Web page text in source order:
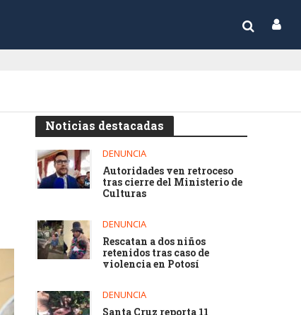
Noticias destacadas
DENUNCIA
Autoridades ven retroceso
tras cierre del Ministerio de
Culturas
DENUNCIA
Rescatan a dos niños
retenidos tras caso de
violencia en Potosí
DENUNCIA
Santa Cruz reporta 11